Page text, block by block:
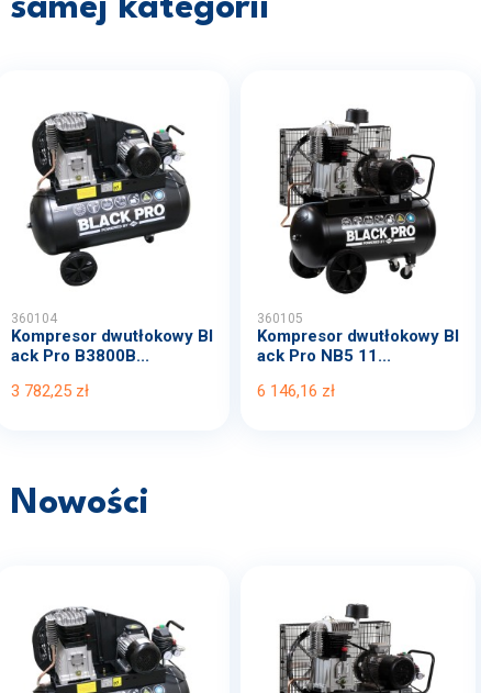
samej kategorii
360104
Kompresor dwutłokowy Bl
ack Pro B3800B...
3 782,25 zł
360105
Kompresor dwutłokowy Bl
ack Pro NB5 11...
6 146,16 zł
Nowości